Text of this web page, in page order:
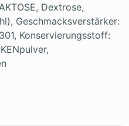
Dextrose,
Geschmacksverstärker:
Konservierungsstoff: